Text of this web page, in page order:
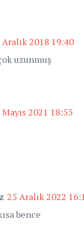
Aralık 2018 19:40
uzunmuş
2021 18:55
25 Aralık 2022
bence